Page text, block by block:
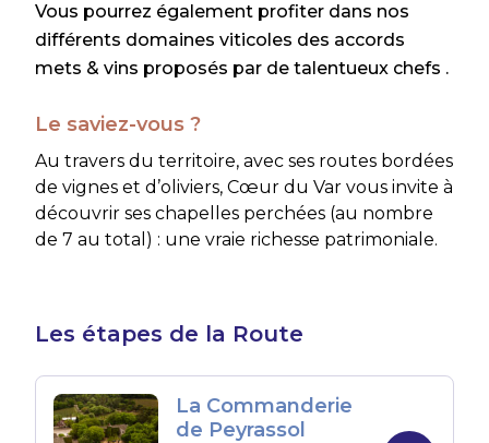
Vous pourrez également profiter dans nos
différents domaines viticoles des accords
mets & vins proposés par de talentueux chefs .
Le saviez-vous ?
Au travers du territoire, avec ses routes bordées
de vignes et d’oliviers, Cœur du Var vous invite à
découvrir ses chapelles perchées (au nombre
de 7 au total) : une vraie richesse patrimoniale.
Les étapes de la Route
La Commanderie
de Peyrassol